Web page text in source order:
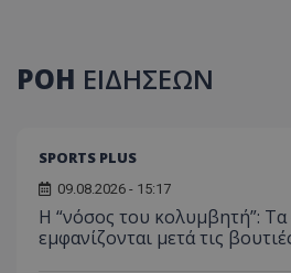
ΡΟΗ ΕΙΔΗΣΕΩΝ
SPORTS PLUS
09.08.2026 - 15:17
Η “νόσος του κολυμβητή”:
εμφανίζονται μετά τις